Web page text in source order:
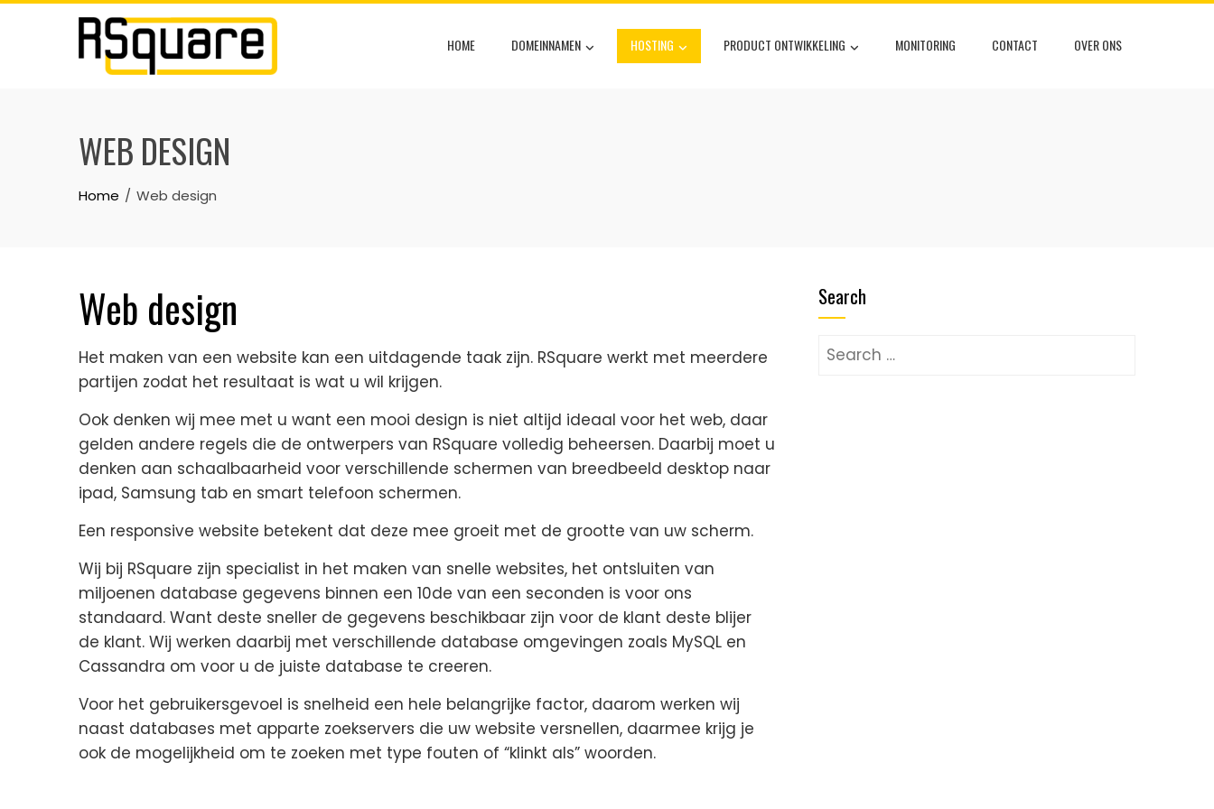
Skip
HOME DOMEINNAMEN HOSTING PRODUCT ONTWIKKELING MONITORING CONTACT OVER ONS
WEB DESIGN
Home Web design
Web design
Het maken van een website kan een uitdagende taak zijn. RSquare werkt met meerdere
partijen zodat het resultaat is wat u wil krijgen.
Ook denken wij mee met u want een mooi design is niet altijd ideaal voor het web, daar
gelden andere regels die de ontwerpers van RSquare volledig beheersen. Daarbij moet u
denken aan schaalbaarheid voor verschillende schermen van breedbeeld desktop naar
ipad, Samsung tab en smart telefoon schermen.
Een responsive website betekent dat deze mee groeit met de grootte van uw scherm.
Wij bij RSquare zijn specialist in het maken van snelle websites, het ontsluiten van
miljoenen database gegevens binnen een 10de van een seconden is voor ons
standaard. Want deste sneller de gegevens beschikbaar zijn voor de klant deste blijer
de klant. Wij werken daarbij met verschillende database omgevingen zoals MySQL en
Cassandra om voor u de juiste database te creeren.
Voor het gebruikersgevoel is snelheid een hele belangrijke factor, daarom werken wij
naast databases met apparte zoekservers die uw website versnellen, daarmee krijg je
ook de mogelijkheid om te zoeken met type fouten of “klinkt als” woorden.
Search
Search